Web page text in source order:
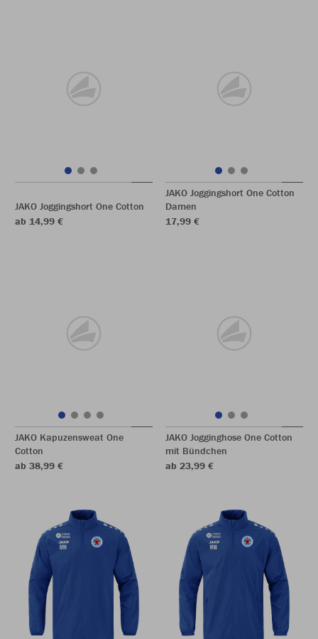
JAKO Joggingshort One Cotton
ab 14,99 €
JAKO Joggingshort One Cotton
Damen
17,99 €
JAKO Kapuzensweat One
Cotton
ab 38,99 €
JAKO Jogginghose One Cotton
mit Bündchen
ab 23,99 €